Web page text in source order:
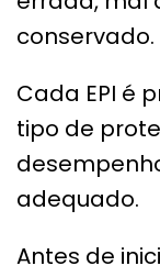
conservado.
Cada EPI é
tipo de
adequado.
Antes de